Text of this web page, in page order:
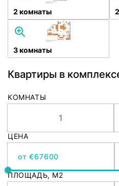
2 комнаты
3 комнаты
Квартиры в
КОМНАТЫ
1
ЦЕНА
от €
ПЛОЩАДЬ, M2